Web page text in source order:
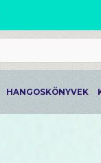
HANGOSKÖNYVEK